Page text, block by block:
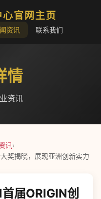
官网主页
资讯 联系我们
情
资讯
讯›
奖揭晓，展现亚洲创新实力
届ORIGIN创